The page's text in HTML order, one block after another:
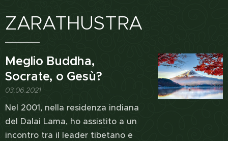
ZARATHUSTRA
Meglio Buddha,
Socrate, o Gesù?
03.06.2021
Nel 2001, nella residenza indiana
del Dalai Lama, ho assistito a un
incontro tra il leader tibetano e